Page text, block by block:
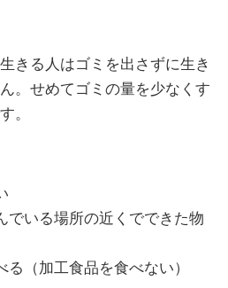
きる人はゴミを出さずに生き
。せめてゴミの量を少なくす
。
でいる場所の近くでできた物
（加工食品を食べない）